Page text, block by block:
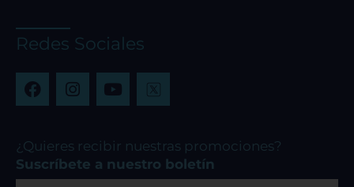
Redes Sociales
F
a
b
o
o
I
n
a
g
r
Y
o
u
b
e
¿Quieres recibir nuestras promociones?
Suscríbete a nuestro boletín